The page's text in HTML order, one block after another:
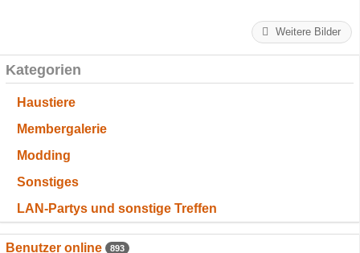
Weitere Bilder
Kategorien
Haustiere
Membergalerie
Modding
Sonstiges
LAN-Partys und sonstige Treffen
Benutzer online 893